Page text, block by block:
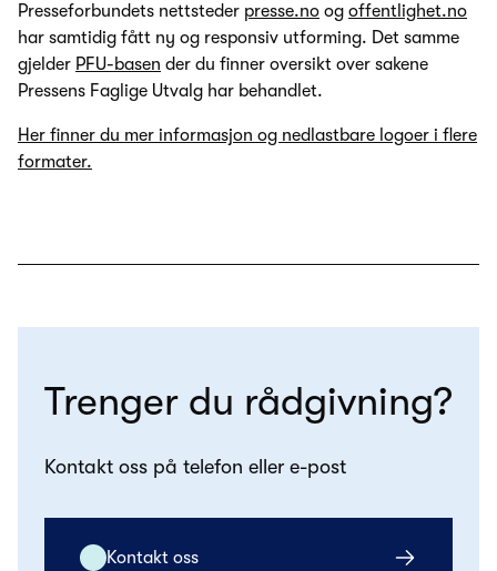
Presseforbundets nettsteder presse.no og offentlighet.no
har samtidig fått ny og responsiv utforming. Det samme
gjelder PFU-basen der du finner oversikt over sakene
Pressens Faglige Utvalg har behandlet.
Her finner du mer informasjon og nedlastbare logoer i flere
formater.
Trenger du rådgivning?
Kontakt oss på telefon eller e-post
Kontakt oss